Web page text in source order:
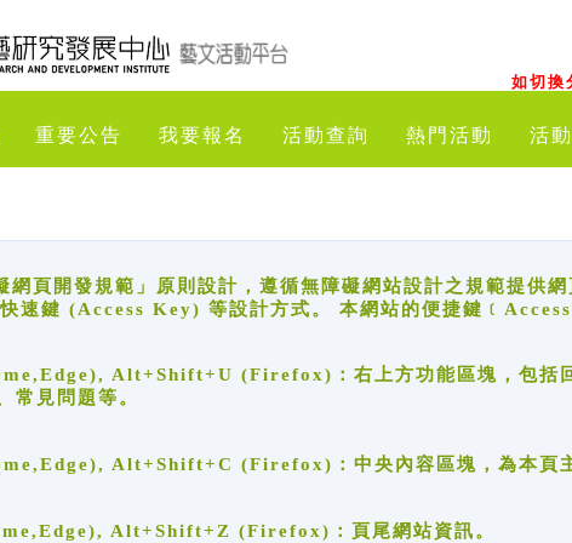
如切換
重要公告 我要報名 活動查詢 熱門活動 活
網頁開發規範」原則設計，遵循無障礙網站設計之規範提供
速鍵 (Access Key) 等設計方式。 本網站的便捷鍵
Alt+Shift+U (Firefox)：右上方功能區塊，包括回
常見問題等。
Alt+Shift+C (Firefox)：中央內容區塊，為本頁主
Alt+Shift+Z (Firefox)：頁尾網站資訊。